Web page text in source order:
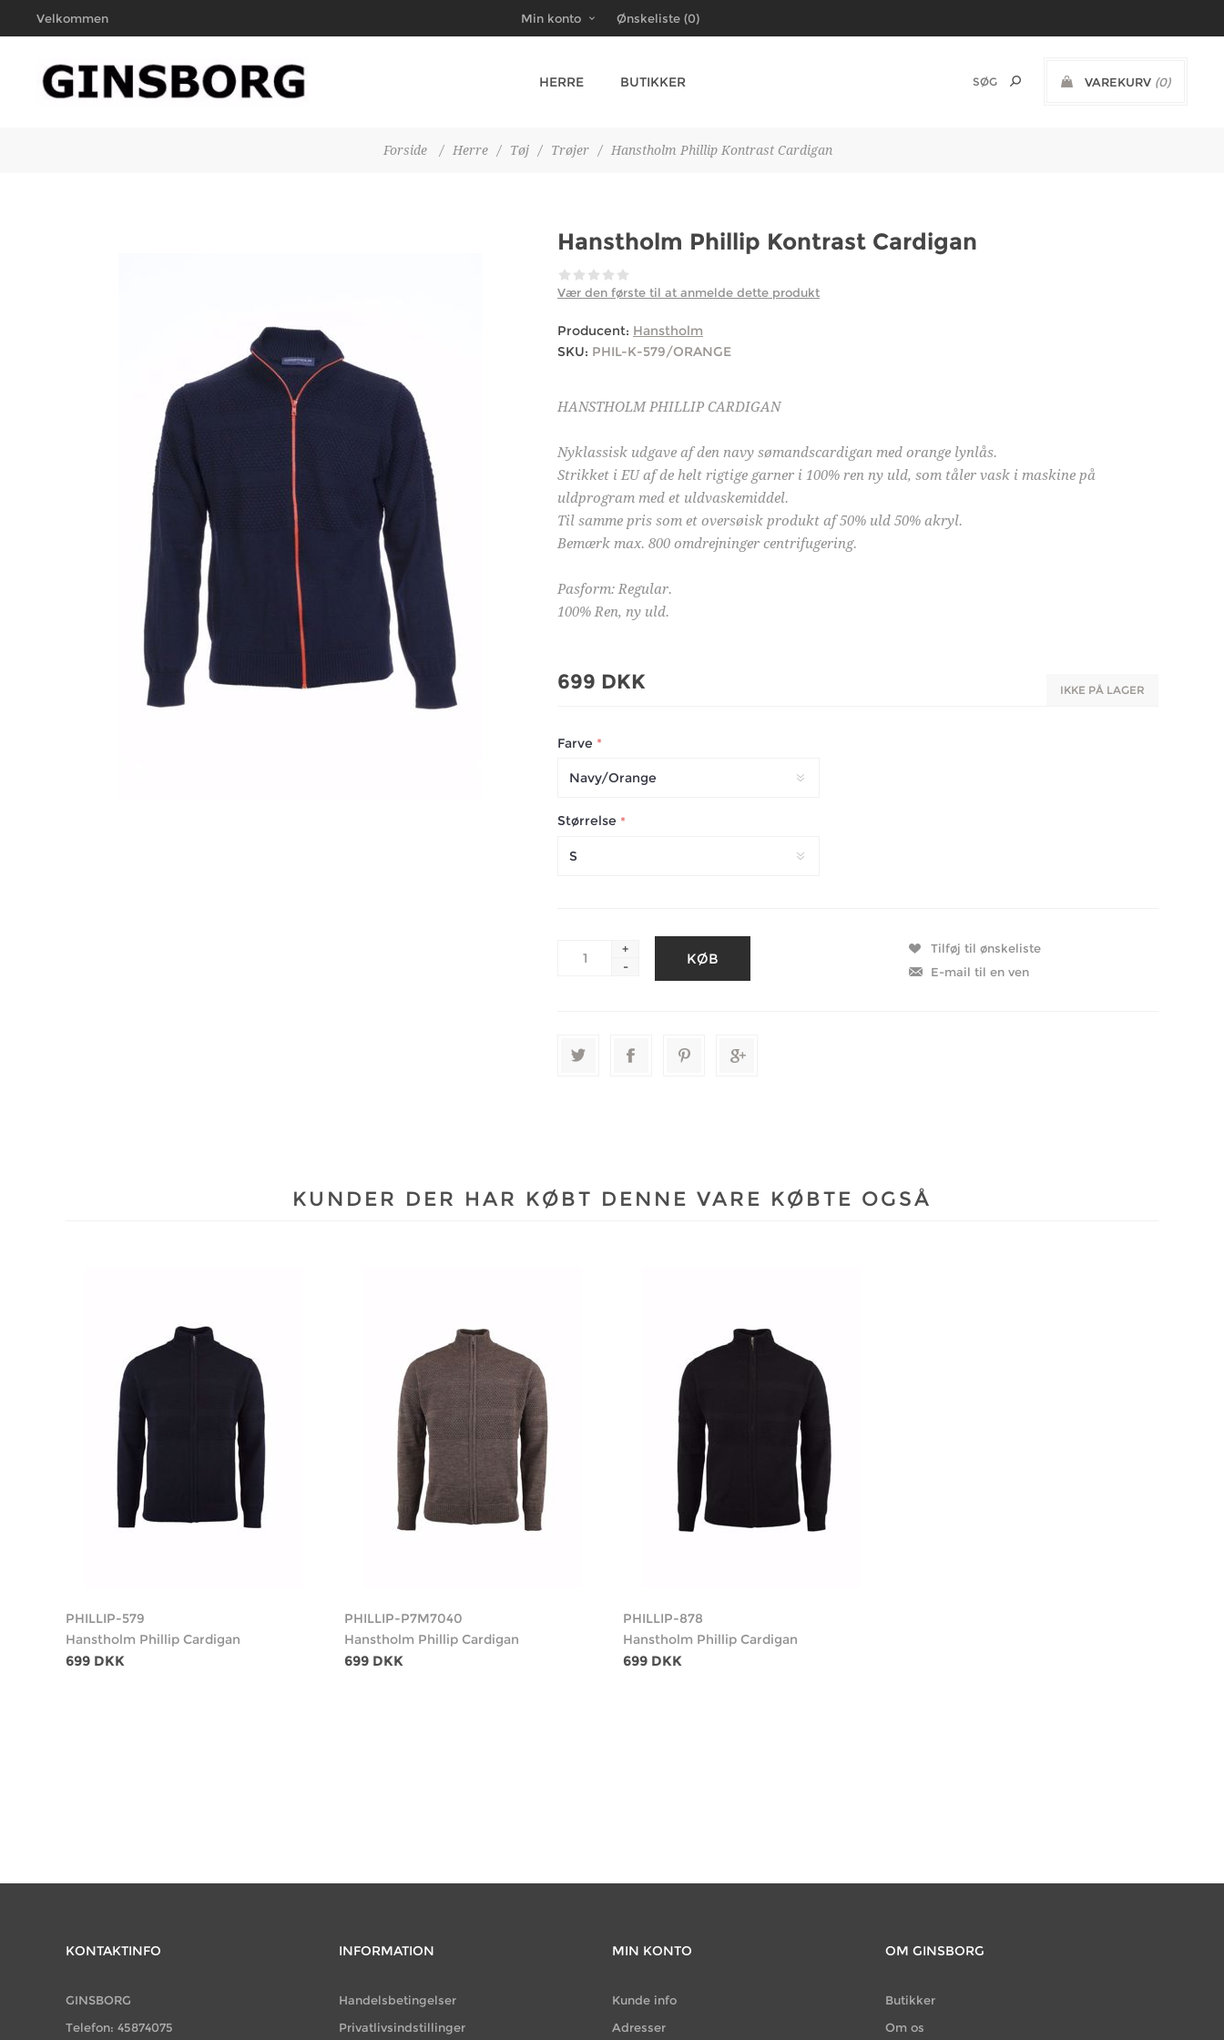
Velkommen Min konto Ønskeliste (0)
VAREKURV (0)
HERRE BUTIKKER
Forside / Herre / Tøj / Trøjer / Hanstholm Phillip Kontrast Cardigan
Hanstholm Phillip Kontrast Cardigan
Vær den første til at anmelde dette produkt
Producent: Hanstholm
SKU: PHIL-K-579/ORANGE
HANSTHOLM PHILLIP CARDIGAN
Nyklassisk udgave af den navy sømandscardigan med orange lynlås.
Strikket i EU af de helt rigtige garner i 100% ren ny uld, som tåler vask i maskine på
uldprogram med et uldvaskemiddel.
Til samme pris som et oversøisk produkt af 50% uld 50% akryl.
Bemærk max. 800 omdrejninger centrifugering.
Pasform: Regular.
100% Ren, ny uld.
699 DKK IKKE PÅ LAGER
Farve *
Størrelse *
+
-
KUNDER DER HAR KØBT DENNE VARE KØBTE OGSÅ
PHILLIP-579
Hanstholm Phillip Cardigan
699 DKK
PHILLIP-P7M7040
Hanstholm Phillip Cardigan
699 DKK
PHILLIP-878
Hanstholm Phillip Cardigan
699 DKK
KONTAKTINFO
GINSBORG
Telefon: 45874075
INFORMATION
Handelsbetingelser
Privatlivsindstillinger
MIN KONTO
Kunde info
Adresser
OM GINSBORG
Butikker
Om os